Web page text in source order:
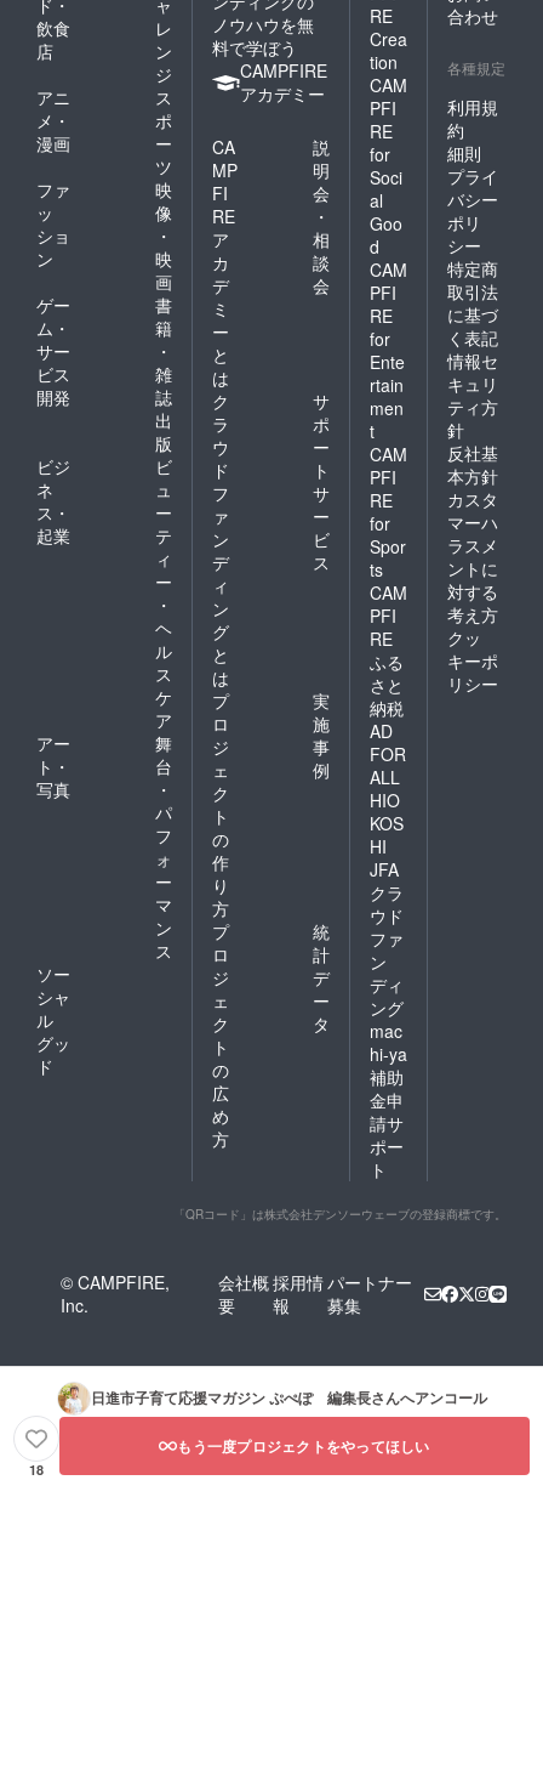
飲食
店
レ
ン
ジ
アニ
メ・
漫画
ス
ポ
ー
ツ
ファ
ッ
ショ
ン
映
像
・
映
画
ゲー
ム・
サー
ビス
開発
書
籍
・
雑
誌
出
版
ビジ
ネ
ス・
起業
ビ
ュ
ー
テ
ィ
ー
・
ヘ
ル
ス
ケ
ア
アー
ト・
写真
舞
台
・
パ
フ
ォ
ー
マ
ン
ス
ソー
シャ
ル
グッ
ド
ノウハウを無
料で学ぼう
CAMPFIRE
アカデミー
CA
MP
FI
RE
ア
カ
デ
ミ
ー
と
は
説
明
会
・
相
談
会
ク
ラ
ウ
ド
フ
ァ
ン
デ
ィ
ン
グ
と
は
サ
ポ
ー
ト
サ
ー
ビ
ス
プ
ロ
ジ
ェ
ク
ト
の
作
り
方
実
施
事
例
プ
ロ
ジ
ェ
ク
ト
の
広
め
方
統
計
デ
ー
タ
RE
Crea
tion
CAM
PFI
RE
for
Soci
al
Goo
d
CAM
PFI
RE
for
Ente
rtain
men
t
CAM
PFI
RE
for
Spor
ts
CAM
PFI
RE
ふる
さと
納税
AD
FOR
ALL
HIO
KOS
HI
JFA
クラ
ウド
ファ
ン
ディ
ング
mac
hi-ya
補助
金申
請サ
ポー
ト
合わせ
各種規定
利用規
約
細則
プライ
バシー
ポリ
シー
特定商
取引法
に基づ
く表記
情報セ
キュリ
ティ方
針
反社基
本方針
カスタ
マーハ
ラスメ
ントに
対する
考え方
クッ
キーポ
リシー
「QRコード」は株式会社デンソーウェーブの登録商標です。
© CAMPFIRE,
Inc.
会社概
要
採用情
報
パートナー
募集
日進市子育て応援マガジン ぷぺぽ 編集長さんへアンコール
18
もう一度プロジェクトをやってほしい